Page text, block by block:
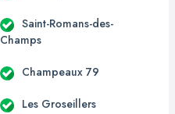
Saint-Romans-des-
Champs
Champeaux 79
Les Groseillers